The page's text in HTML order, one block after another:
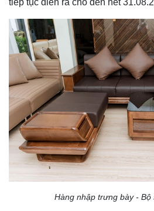
Hàng nhập trưng bày - Bộ